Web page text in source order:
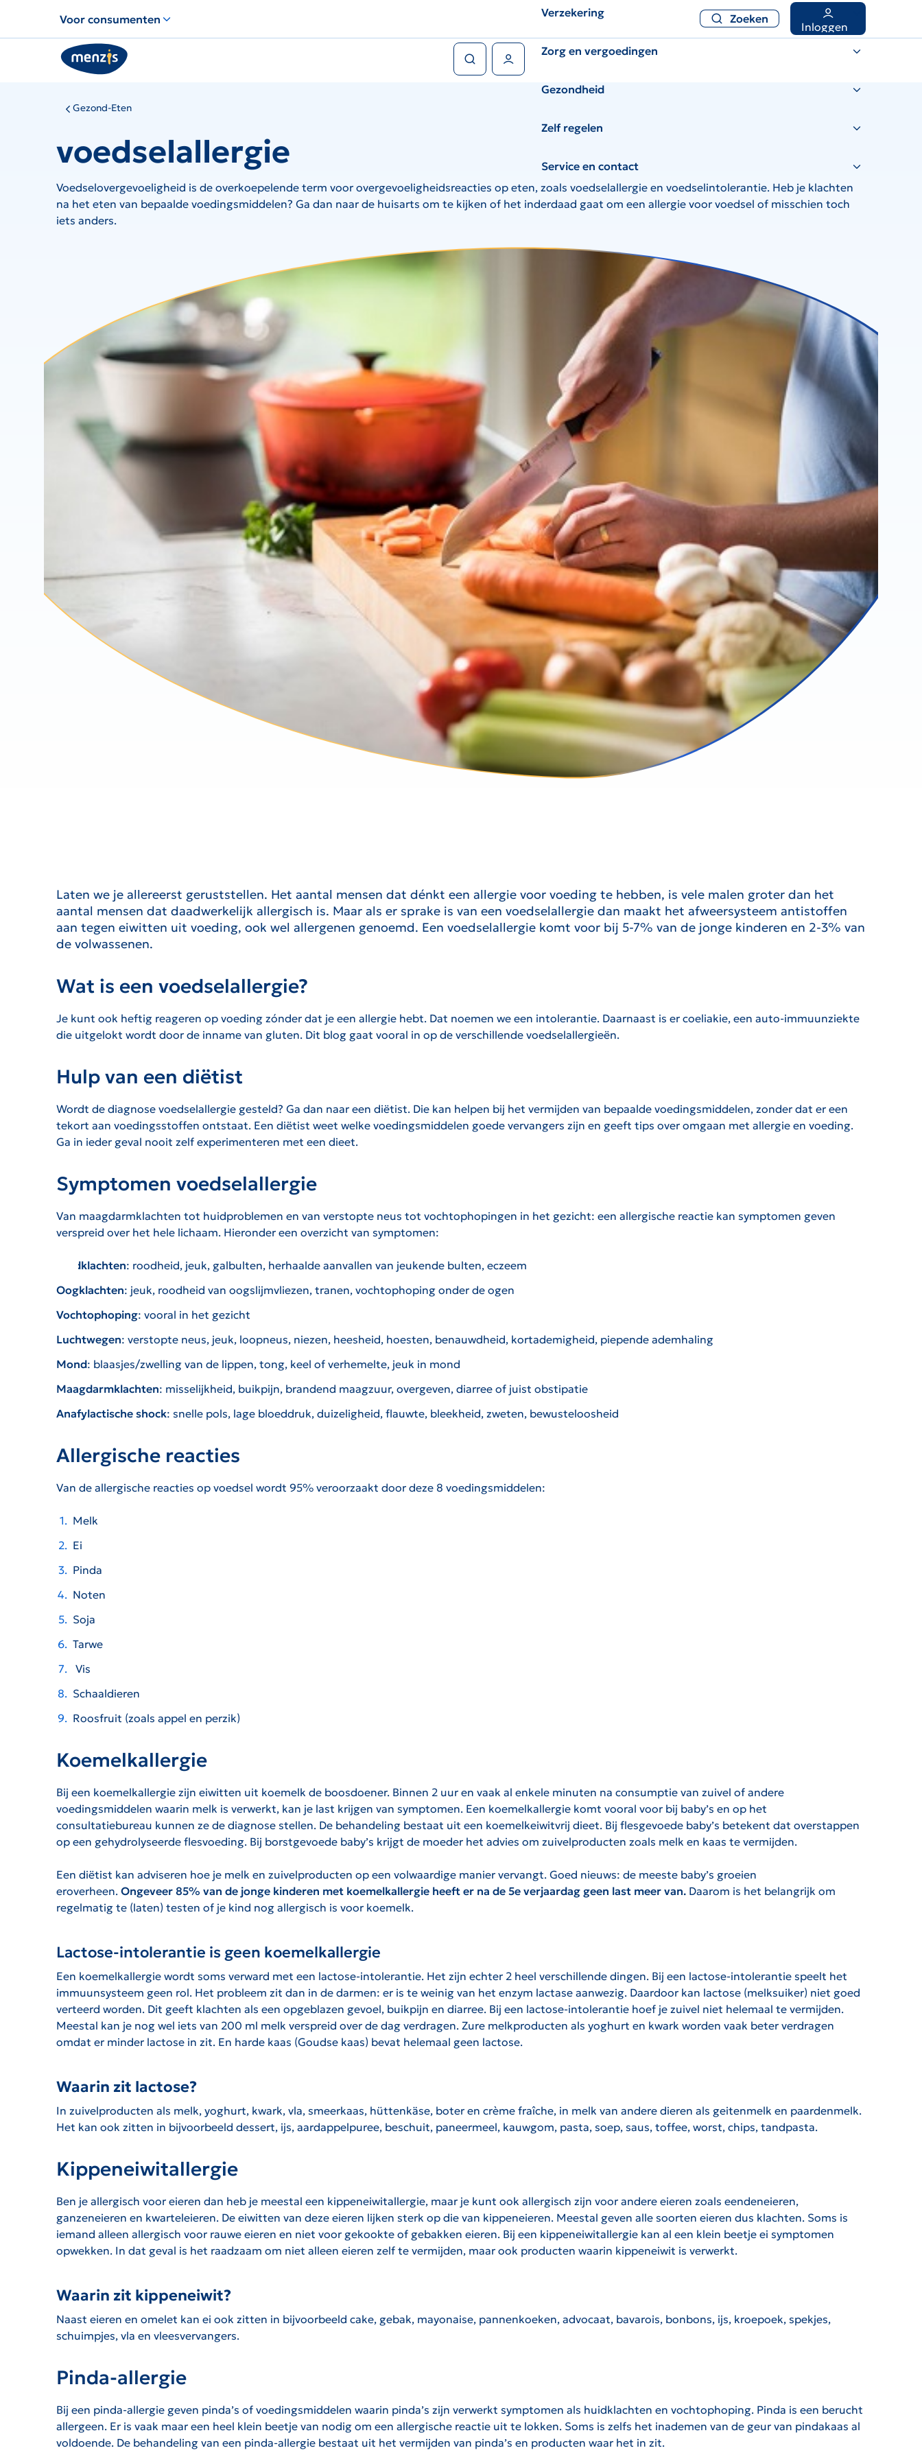
voor
snelle
navigatie
Voor consumenten Zoeken
Inloggen
Verzekering
Zorg en vergoedingen
Gezondheid
Zelf regelen
Service en contact
Gezond-Eten
voedselallergie
Voedselovergevoeligheid is de overkoepelende term voor overgevoeligheidsreacties op eten, zoals voedselallergie en voedselintolerantie. Heb je klachten
na het eten van bepaalde voedingsmiddelen? Ga dan naar de huisarts om te kijken of het inderdaad gaat om een allergie voor voedsel of misschien toch
iets anders.
Laten we je allereerst geruststellen. Het aantal mensen dat dénkt een allergie voor voeding te hebben, is vele malen groter dan het
aantal mensen dat daadwerkelijk allergisch is. Maar als er sprake is van een voedselallergie dan maakt het afweersysteem antistoffen
aan tegen eiwitten uit voeding, ook wel allergenen genoemd. Een voedselallergie komt voor bij 5-7% van de jonge kinderen en 2-3% van
de volwassenen.
Wat is een voedselallergie?
Je kunt ook heftig reageren op voeding zónder dat je een allergie hebt. Dat noemen we een intolerantie. Daarnaast is er coeliakie, een auto-immuunziekte
die uitgelokt wordt door de inname van gluten. Dit blog gaat vooral in op de verschillende voedselallergieën.
Hulp van een diëtist
Wordt de diagnose voedselallergie gesteld? Ga dan naar een diëtist. Die kan helpen bij het vermijden van bepaalde voedingsmiddelen, zonder dat er een
tekort aan voedingsstoffen ontstaat. Een diëtist weet welke voedingsmiddelen goede vervangers zijn en geeft tips over omgaan met allergie en voeding.
Ga in ieder geval nooit zelf experimenteren met een dieet.
Symptomen voedselallergie
Van maagdarmklachten tot huidproblemen en van verstopte neus tot vochtophopingen in het gezicht: een allergische reactie kan symptomen geven
verspreid over het hele lichaam. Hieronder een overzicht van symptomen:
Huidklachten: roodheid, jeuk, galbulten, herhaalde aanvallen van jeukende bulten, eczeem
Oogklachten: jeuk, roodheid van oogslijmvliezen, tranen, vochtophoping onder de ogen
Vochtophoping: vooral in het gezicht
Luchtwegen: verstopte neus, jeuk, loopneus, niezen, heesheid, hoesten, benauwdheid, kortademigheid, piepende ademhaling
Mond: blaasjes/zwelling van de lippen, tong, keel of verhemelte, jeuk in mond
Maagdarmklachten: misselijkheid, buikpijn, brandend maagzuur, overgeven, diarree of juist obstipatie
Anafylactische shock: snelle pols, lage bloeddruk, duizeligheid, flauwte, bleekheid, zweten, bewusteloosheid
Allergische reacties
Van de allergische reacties op voedsel wordt 95% veroorzaakt door deze 8 voedingsmiddelen:
Melk
Ei
Pinda
Noten
Soja
Tarwe
Vis
Schaaldieren
Roosfruit (zoals appel en perzik)
Koemelkallergie
Bij een koemelkallergie zijn eiwitten uit koemelk de boosdoener. Binnen 2 uur en vaak al enkele minuten na consumptie van zuivel of andere
voedingsmiddelen waarin melk is verwerkt, kan je last krijgen van symptomen. Een koemelkallergie komt vooral voor bij baby’s en op het
consultatiebureau kunnen ze de diagnose stellen. De behandeling bestaat uit een koemelkeiwitvrij dieet. Bij flesgevoede baby’s betekent dat overstappen
op een gehydrolyseerde flesvoeding. Bij borstgevoede baby’s krijgt de moeder het advies om zuivelproducten zoals melk en kaas te vermijden.
Een diëtist kan adviseren hoe je melk en zuivelproducten op een volwaardige manier vervangt. Goed nieuws: de meeste baby’s groeien
eroverheen. Ongeveer 85% van de jonge kinderen met koemelkallergie heeft er na de 5e verjaardag geen last meer van. Daarom is het belangrijk om
regelmatig te (laten) testen of je kind nog allergisch is voor koemelk.
Lactose-intolerantie is geen koemelkallergie
Een koemelkallergie wordt soms verward met een lactose-intolerantie. Het zijn echter 2 heel verschillende dingen. Bij een lactose-intolerantie speelt het
immuunsysteem geen rol. Het probleem zit dan in de darmen: er is te weinig van het enzym lactase aanwezig. Daardoor kan lactose (melksuiker) niet goed
verteerd worden. Dit geeft klachten als een opgeblazen gevoel, buikpijn en diarree. Bij een lactose-intolerantie hoef je zuivel niet helemaal te vermijden.
Meestal kan je nog wel iets van 200 ml melk verspreid over de dag verdragen. Zure melkproducten als yoghurt en kwark worden vaak beter verdragen
omdat er minder lactose in zit. En harde kaas (Goudse kaas) bevat helemaal geen lactose.
Waarin zit lactose?
In zuivelproducten als melk, yoghurt, kwark, vla, smeerkaas, hüttenkäse, boter en crème fraîche, in melk van andere dieren als geitenmelk en paardenmelk.
Het kan ook zitten in bijvoorbeeld dessert, ijs, aardappelpuree, beschuit, paneermeel, kauwgom, pasta, soep, saus, toffee, worst, chips, tandpasta.
Kippeneiwitallergie
Ben je allergisch voor eieren dan heb je meestal een kippeneiwitallergie, maar je kunt ook allergisch zijn voor andere eieren zoals eendeneieren,
ganzeneieren en kwarteleieren. De eiwitten van deze eieren lijken sterk op die van kippeneieren. Meestal geven alle soorten eieren dus klachten. Soms is
iemand alleen allergisch voor rauwe eieren en niet voor gekookte of gebakken eieren. Bij een kippeneiwitallergie kan al een klein beetje ei symptomen
opwekken. In dat geval is het raadzaam om niet alleen eieren zelf te vermijden, maar ook producten waarin kippeneiwit is verwerkt.
Waarin zit kippeneiwit?
Naast eieren en omelet kan ei ook zitten in bijvoorbeeld cake, gebak, mayonaise, pannenkoeken, advocaat, bavarois, bonbons, ijs, kroepoek, spekjes,
schuimpjes, vla en vleesvervangers.
Pinda-allergie
Bij een pinda-allergie geven pinda’s of voedingsmiddelen waarin pinda’s zijn verwerkt symptomen als huidklachten en vochtophoping. Pinda is een berucht
allergeen. Er is vaak maar een heel klein beetje van nodig om een allergische reactie uit te lokken. Soms is zelfs het inademen van de geur van pindakaas al
voldoende. De behandeling van een pinda-allergie bestaat uit het vermijden van pinda’s en producten waar het in zit.